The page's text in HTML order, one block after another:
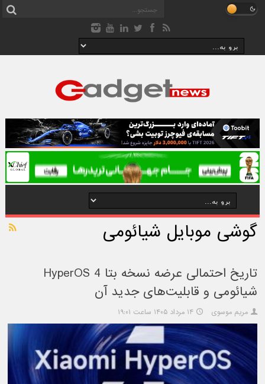
گوشی موبایل شیائومی
تاریخ احتمالی عرضه نسخه بتا HyperOS 4
شیائومی و قابلیت‌های جدید آن
مریم موسوی ۱۴ مرداد ۱۴۰۵ ساعت ۱۹:۰۱